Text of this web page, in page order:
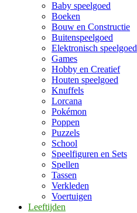
Baby speelgoed
Boeken
Bouw en Constructie
Buitenspeelgoed
Elektronisch speelgoed
Games
Hobby en Creatief
Houten speelgoed
Knuffels
Lorcana
Pokémon
Poppen
Puzzels
School
Speelfiguren en Sets
Spellen
Tassen
Verkleden
Voertuigen
Leeftijden